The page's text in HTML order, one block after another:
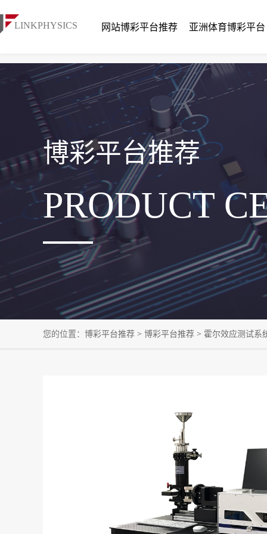
网站博彩平台推荐
亚洲体育博彩平台
博彩平台推荐
PRODUCT
您的位置： 博彩平台推荐 > 博彩平台推荐 > 霍尔效应测试系